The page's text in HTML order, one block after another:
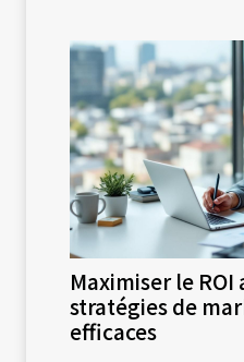
Maximiser le ROI
stratégies de
efficaces